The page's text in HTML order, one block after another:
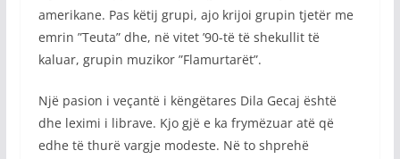
amerikane. Pas këtij grupi, ajo krijoi grupin tjetër me
emrin ”Teuta” dhe, në vitet ’90-të të shekullit të
kaluar, grupin muzikor ”Flamurtarët”.
Një pasion i veçantë i këngëtares Dila Gecaj është
dhe leximi i librave. Kjo gjë e ka frymëzuar atë që
edhe të thurë vargje modeste. Në to shprehë